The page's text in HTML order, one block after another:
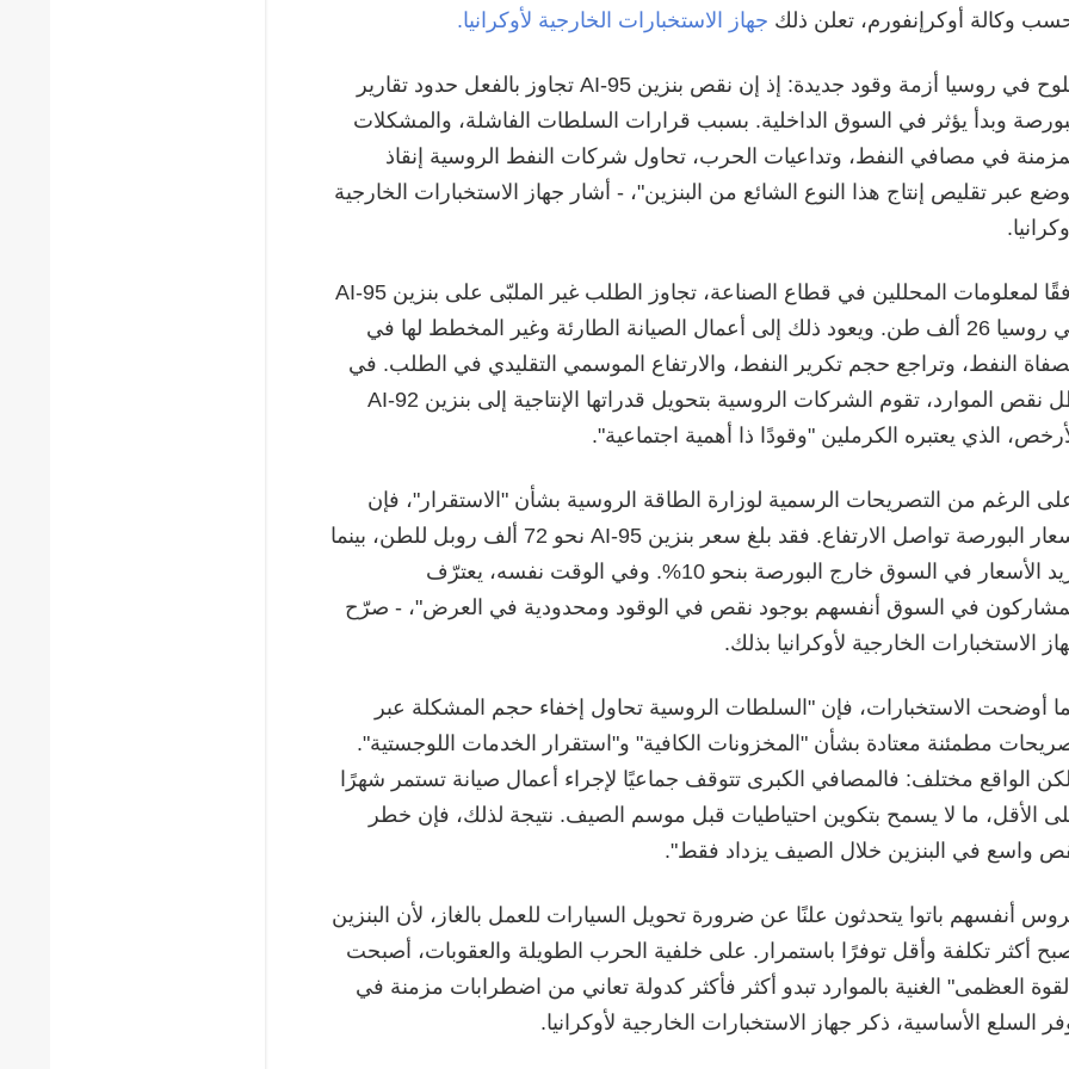
وكالة أوكرإنفورم، تعلن ذلك جهاز الاستخبارات الخارجية لأوكرانيا.
"تلوح في روسيا أزمة وقود جديدة: إذ إن نقص بنزين AI-95 تجاوز بالفعل حدود تقارير
وبدأ يؤثر في السوق الداخلية. بسبب قرارات السلطات الفاشلة، والمشكلات
في مصافي النفط، وتداعيات الحرب، تحاول شركات النفط الروسية إنقاذ
عبر تقليص إنتاج هذا النوع الشائع من البنزين"، - أشار جهاز الاستخبارات الخارجية
وفقًا لمعلومات المحللين في قطاع الصناعة، تجاوز الطلب غير الملبّى على بنزين AI-95
في روسيا 26 ألف طن. ويعود ذلك إلى أعمال الصيانة الطارئة وغير المخطط لها في
النفط، وتراجع حجم تكرير النفط، والارتفاع الموسمي التقليدي في الطلب. في
ظل نقص الموارد، تقوم الشركات الروسية بتحويل قدراتها الإنتاجية إلى بنزين AI-92
الذي يعتبره الكرملين "وقودًا ذا أهمية اجتماعية".
الرغم من التصريحات الرسمية لوزارة الطاقة الروسية بشأن "الاستقرار"، فإن
أسعار البورصة تواصل الارتفاع. فقد بلغ سعر بنزين AI-95 نحو 72 ألف روبل للطن، بينما
تزيد الأسعار في السوق خارج البورصة بنحو 10%. وفي الوقت نفسه، يعترّف
في السوق أنفسهم بوجود نقص في الوقود ومحدودية في العرض"، - صرّح
الاستخبارات الخارجية لأوكرانيا بذلك.
أوضحت الاستخبارات، فإن "السلطات الروسية تحاول إخفاء حجم المشكلة عبر
مطمئنة معتادة بشأن "المخزونات الكافية" و"استقرار الخدمات اللوجستية".
الواقع مختلف: فالمصافي الكبرى تتوقف جماعيًا لإجراء أعمال صيانة تستمر شهرًا
الأقل، ما لا يسمح بتكوين احتياطيات قبل موسم الصيف. نتيجة لذلك، فإن خطر
واسع في البنزين خلال الصيف يزداد فقط".
أنفسهم باتوا يتحدثون علنًا عن ضرورة تحويل السيارات للعمل بالغاز، لأن البنزين
أكثر تكلفة وأقل توفرًا باستمرار. على خلفية الحرب الطويلة والعقوبات، أصبحت
العظمى" الغنية بالموارد تبدو أكثر فأكثر كدولة تعاني من اضطرابات مزمنة في
السلع الأساسية، ذكر جهاز الاستخبارات الخارجية لأوكرانيا.